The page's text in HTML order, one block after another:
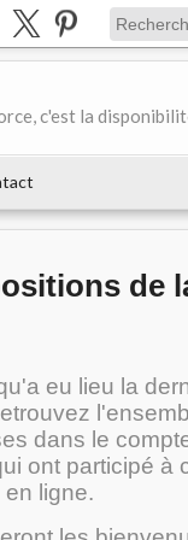
c'est la
de
eu lieu la
dans le
ont participé à
ligne.